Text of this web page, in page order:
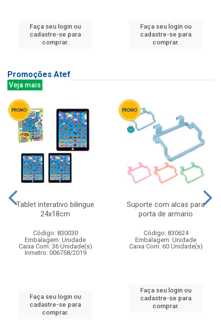
Faça seu login ou
cadastre-se para
comprar.
Faça seu login ou
cadastre-se para
comprar.
Promoções Atef
Veja mais
Tablet interativo bilingue
24x18cm
Código: 830030
Embalagem: Unidade
Caixa Com: 36 Unidade(s)
Inmetro: 006758/2019
Faça seu login ou
cadastre-se para
comprar.
Suporte com alcas para
porta de armario
Código: 830624
Embalagem: Unidade
Caixa Com: 60 Unidade(s)
Faça seu login ou
cadastre-se para
comprar.